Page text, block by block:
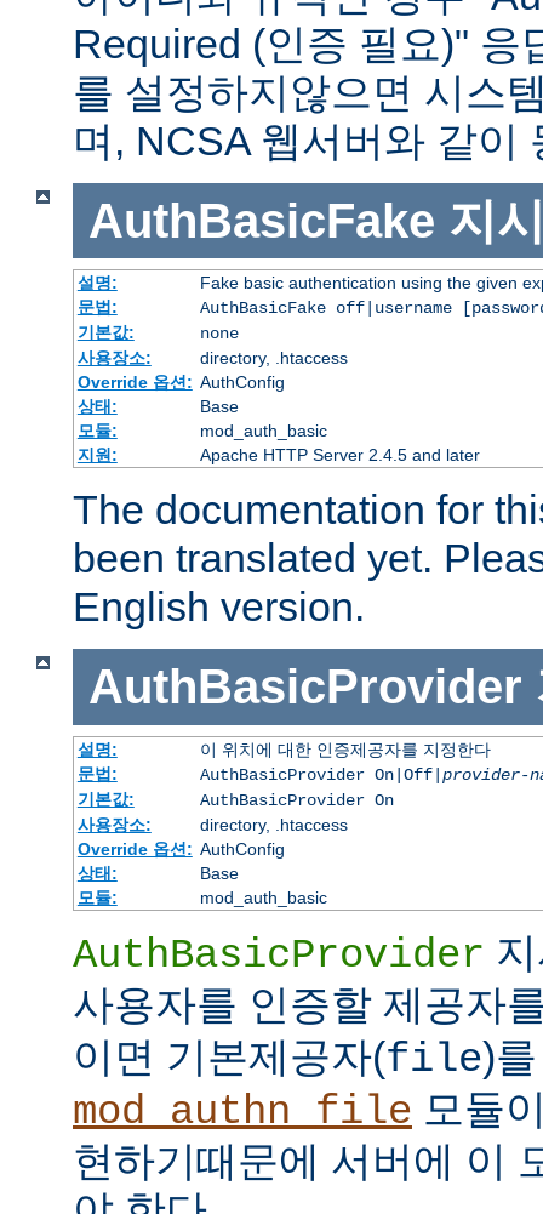
Required (인증 필요)" 응
를 설정하지않으면 시스
며, NCSA 웹서버와 같이
AuthBasicFake 지
설명:
Fake basic authentication using the given
문법:
AuthBasicFake off|username
기본값:
none
사용장소:
directory, .htaccess
Override 옵션: AuthConfig
상태:
Base
모듈:
mod_auth_basic
지원:
Apache HTTP Server 2.4.5 and later
The documentation for
been translated yet.
English version.
AuthBasicProvider
설명:
이 위치에 대한 인증제공자를 지정한다
문법:
AuthBasicProvider On|Off| provider-
기본값:
AuthBasicProvider On
사용장소:
directory, .htaccess
Override 옵션: AuthConfig
상태:
Base
모듈:
mod_auth_basic
AuthBasicProvider
사용자를 인증할 제공자
이면 기본제공자(file)
mod_authn_file 모듈
현하기때문에 서버에 이